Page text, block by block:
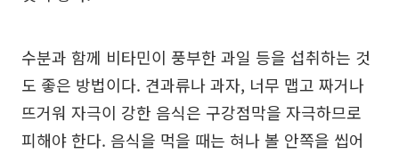
수분과 함께 비타민이 풍부한 과일 등을 섭취하는 것
도 좋은 방법이다. 견과류나 과자, 너무 맵고 짜거나
뜨거워 자극이 강한 음식은 구강점막을 자극하므로
피해야 한다. 음식을 먹을 때는 혀나 볼 안쪽을 씹어